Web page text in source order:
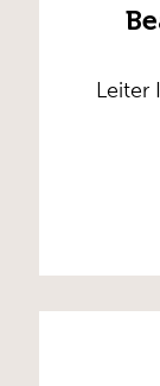
Leiter